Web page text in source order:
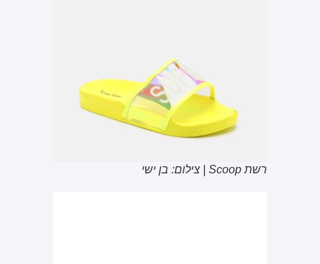
רשת Scoop | צילום: בן ישי